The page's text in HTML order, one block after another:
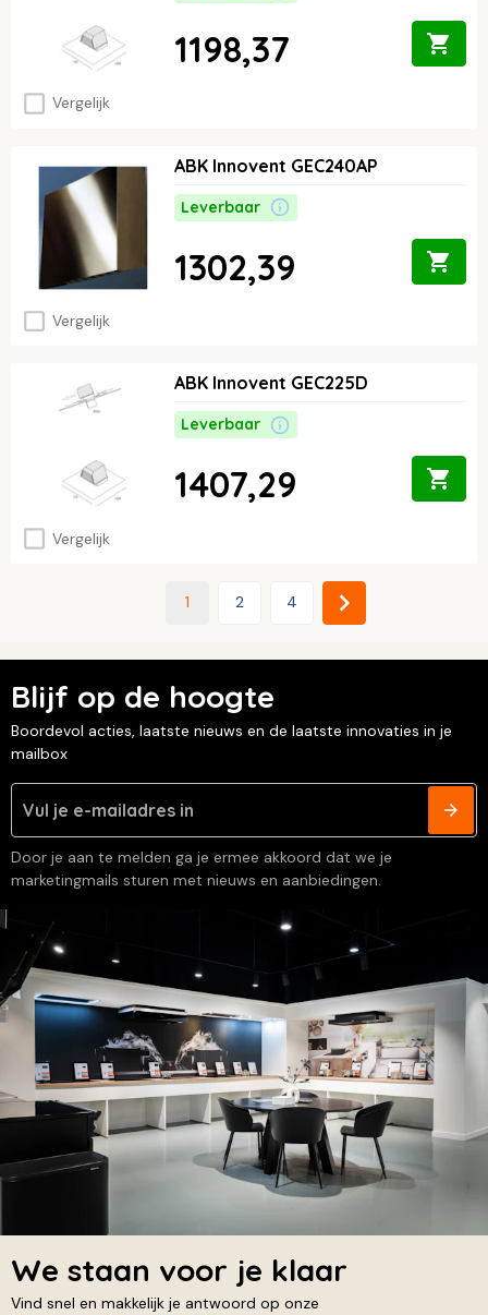
Vergelijk
1198,37
Vergelijk
ABK Innovent GEC240AP
Leverbaar
1302,39
Vergelijk
ABK Innovent GEC225D
Leverbaar
1407,29
1 2 4
Blijf op de hoogte
Boordevol acties, laatste nieuws en de laatste innovaties in je
mailbox
Door je aan te melden ga je ermee akkoord dat we je
marketingmails sturen met nieuws en aanbiedingen.
We staan voor je klaar
Vind snel en makkelijk je antwoord op onze